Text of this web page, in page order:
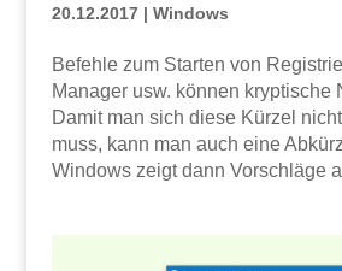
20.12.2017| Windows
Befehle zum Starten von
Manager usw. können kryptische
Damit man sich diese Kürzel
muss, kann man auch eine
Windows zeigt dann Vorschläge